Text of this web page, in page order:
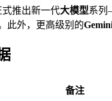
式推出新一代大模型系
此外，更高级别的
备注